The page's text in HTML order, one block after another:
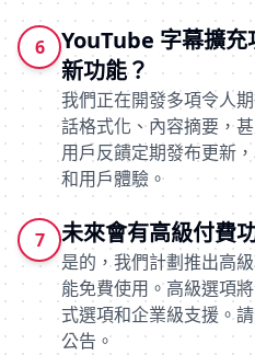
6
YouTube 字幕擴充
新功能？
我們正在開發多項令人
話格式化、內容摘要，
用戶反饋定期發布更新
和用戶體驗。
7 未來會有高級付費
是的，我們計劃推出高
能免費使用。高級選項
式選項和企業級支援。
公告。